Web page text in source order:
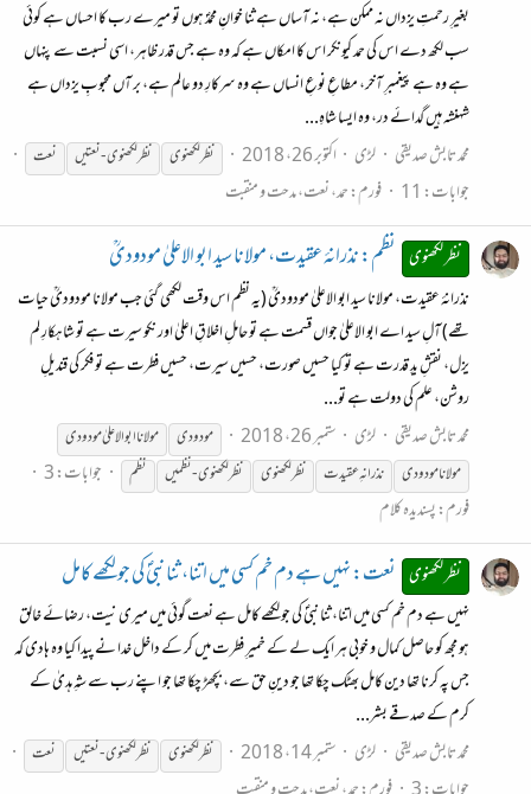
بغیرِ رحمتِ یزداں نہ ممکن ہے، نہ آساں ہے ثنا خوانِ محمدؐ ہوں تو میرے رب کا احساں ہے کوئی
سب لکھ دے اس کی حمد کیونکر اس کا امکاں ہے کہ وہ ہے جس قدر ظاہر، اسی نسبت سے پنہاں
ہے وہ ہے پیغمبرِ آخر، مطاعِ نوعِ انساں ہے وہ سرکارِ دو عالم ہے، بر آں محبوبِ یزداں ہے
شہنشہ ہیں گدائے در، وہ ایسا شاہِ...
محمد تابش صدیقی
لڑی اکتوبر 26، 2018 نظرلکھنوی نظرلکھنوی- نعتیں نعت
جوابات: 11 فورم:حمد، نعت، مدحت و منقبت
نظر لکھنوی نظم: نذرانۂ عقیدت، مولانا سید ابو الاعلیٰ مودودیؒ
نذرانۂ عقیدت، مولانا سید ابو الاعلیٰ مودودیؒ (یہ نظم اس وقت لکھی گئی جب مولانا مودودیؒ حیات
تھے) آلِ سید اے ابو الاعلیٰ جواں قسمت ہے تو حاملِ اخلاقِ اعلیٰ اور نکو سیرت ہے تو شاہکارِ لم
یزل، نقشِ یدِ قدرت ہے تو کیا حسیں صورت، حسیں سیرت، حسیں فطرت ہے تو فکر کی قندیلِ
روشن، علم کی دولت ہے تو...
محمد تابش صدیقی
لڑی ستمبر 26، 2018 مودودی
مولانا ابوالاعلیٰ مودودی
مولانا مودودی
نذرانہِ عقیدت نظرلکھنوی نظرلکھنوی- نظمیں نظم
جوابات: 3
فورم:پسندیدہ کلام
نظر لکھنوی نعت: نہیں ہے دم خم کسی میں اتنا، ثنا نبیؐ کی جو لکھے کامل
نہیں ہے دم خم کسی میں اتنا، ثنا نبیؐ کی جو لکھے کامل ہے نعت گوئی میں میری نیت، رضائے خالق
ہو مجھ کو حاصل کمال و خوبی ہر ایک لے کے خمیرِ فطرت میں کر کے داخل خدا نے پیدا کیا وہ ہادی کہ
جس پہ کرنا تھا دین کامل بھٹک چکا تھا جو دینِ حق سے، بچھڑ چکا تھا جو اپنے رب سے شہِ ہدیٰ کے
کرم کے صدقے بشر...
محمد تابش صدیقی
لڑی ستمبر 14، 2018 نظرلکھنوی نظرلکھنوی- نعتیں نعت